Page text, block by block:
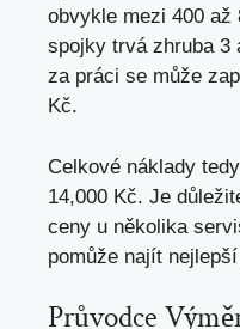
obvykle mezi 400 až
spojky trvá zhruba 3
za práci se může
Kč.
Celkové náklady
14,000 Kč. Je
ceny u několika
pomůže najít
Průvodce